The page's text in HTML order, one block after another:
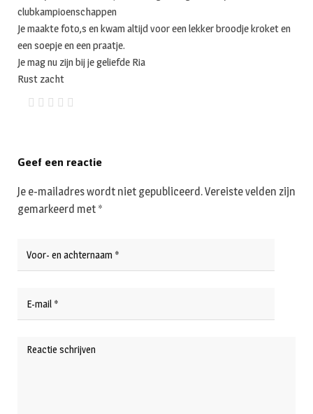
clubkampioenschappen
Je maakte foto,s en kwam altijd voor een lekker broodje kroket en
een soepje en een praatje.
Je mag nu zijn bij je geliefde Ria
Rust zacht
Geef een reactie
Je e-mailadres wordt niet gepubliceerd.Vereiste velden zijn
gemarkeerd met *